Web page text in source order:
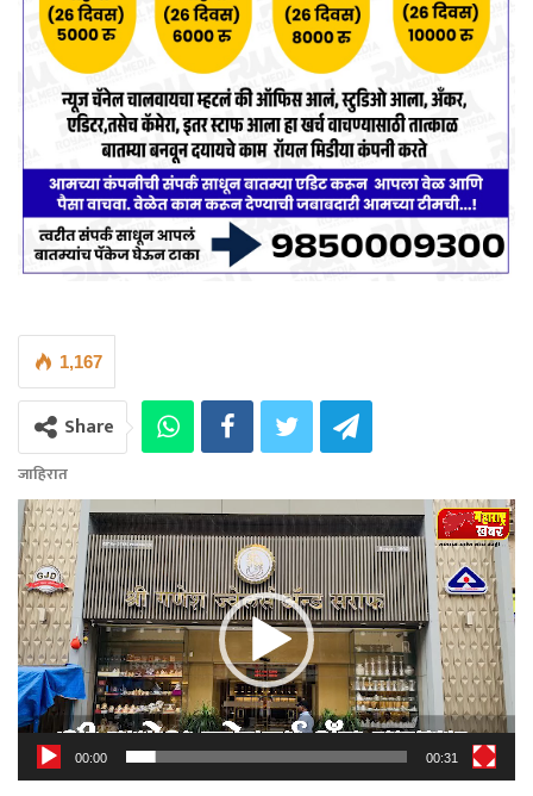
1,167
Share
जाहिरात
Video
Player
00:00 00:31